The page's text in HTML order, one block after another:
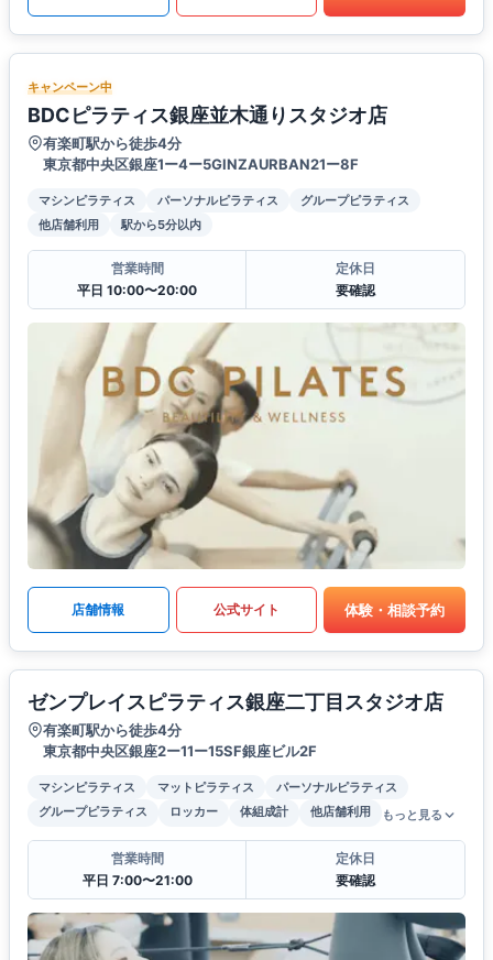
キャンペーン中
BDCピラティス銀座並木通りスタジオ店
有楽町駅から徒歩4分
東京都中央区銀座1ー4ー5GINZAURBAN21ー8F
マシンピラティス パーソナルピラティス
グループピラティス
他店舗利用
駅から5分以内
営業時間
平日 10:00〜20:00
定休日
要確認
店舗情報 公式サイト 体験・相談予約
ゼンプレイスピラティス銀座二丁目スタジオ店
有楽町駅から徒歩4分
東京都中央区銀座2ー11ー15SF銀座ビル2F
マシンピラティス マットピラティス
パーソナルピラティス
グループピラティス
ロッカー 体組成計 他店舗利用 もっと見る
営業時間
平日 7:00〜21:00
定休日
要確認